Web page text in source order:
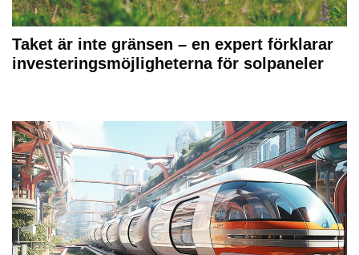
Taket är inte gränsen – en expert förklarar
investeringsmöjligheterna för solpaneler